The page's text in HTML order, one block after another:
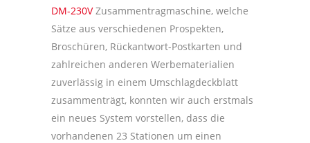
DM-230VZusammentragmaschine, welche
Sätze aus verschiedenen Prospekten,
Broschüren, Rückantwort-Postkarten und
zahlreichen anderen Werbematerialien
zuverlässig in einem Umschlagdeckblatt
zusammenträgt, konnten wir auch erstmals
ein neues System vorstellen, dass die
vorhandenen 23 Stationen um einen